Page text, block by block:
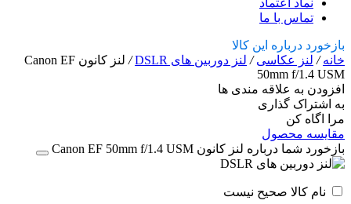
نماد اعتماد
تماس با ما
بازخورد درباره این کالا
خانه/ لنز عکاسی/ لنز دوربین های DSLR /
لنز کانون Canon EF
50mm f/1.4 USM
افزودن به علاقه مندی ها
به اشتراک گذاری
مرا اگاه کن
مقایسه محصول
بازخورد شما درباره لنز کانون Canon EF 50mm f/1.4 USM
نام کالا صحیح نیست